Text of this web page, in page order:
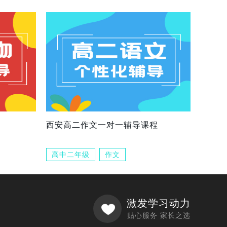
西安高二作文一对一辅导课程
高中二年级 作文
激发学习动力
贴心服务 家长之选